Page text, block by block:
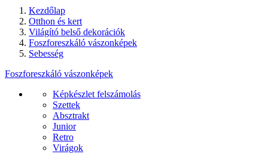
Kezdőlap
Otthon és kert
Világító belső dekorációk
Foszforeszkáló vászonképek
Sebesség
Foszforeszkáló vászonképek
Képkészlet felszámolás
Szettek
Absztrakt
Junior
Retro
Virágok